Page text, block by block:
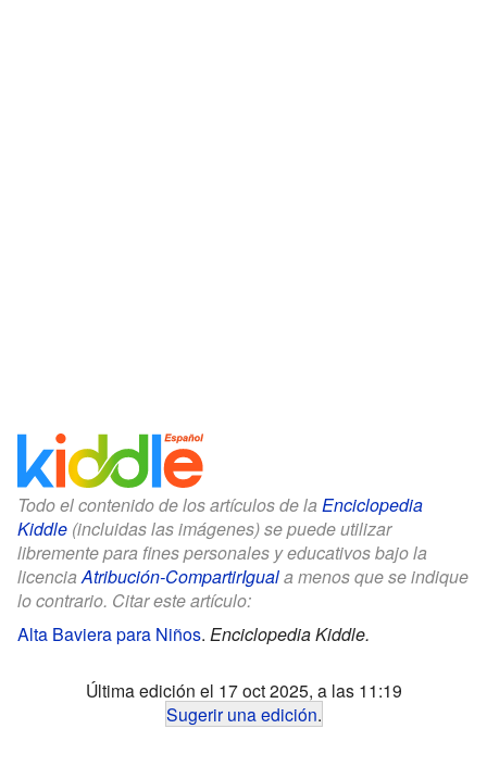
Todo el contenido de los artículos de la Enciclopedia
Kiddle (incluidas las imágenes) se puede utilizar
libremente para fines personales y educativos bajo la
licenciaAtribución-CompartirIguala menos que se indique
lo contrario. Citar este artículo:
Alta Baviera para Niños. Enciclopedia Kiddle.
Última edición el 17 oct 2025, a las 11:19
Sugerir una edición.